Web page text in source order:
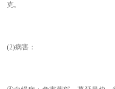
克。
(2)病害：